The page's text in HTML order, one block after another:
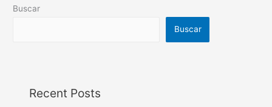
Buscar
Buscar
Recent Posts